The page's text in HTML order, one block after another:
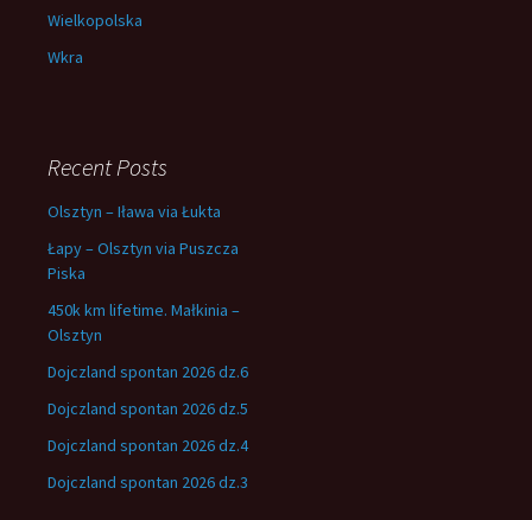
Wielkopolska
Wkra
Recent Posts
Olsztyn – Iława via Łukta
Łapy – Olsztyn via Puszcza
Piska
450k km lifetime. Małkinia –
Olsztyn
Dojczland spontan 2026 dz.6
Dojczland spontan 2026 dz.5
Dojczland spontan 2026 dz.4
Dojczland spontan 2026 dz.3